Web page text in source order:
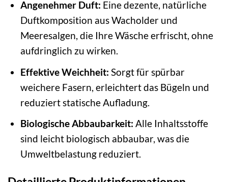
Angenehmer Duft: Eine dezente, natürliche
Duftkomposition aus Wacholder und
Meeresalgen, die Ihre Wäsche erfrischt, ohne
aufdringlich zu wirken.
Effektive Weichheit: Sorgt für spürbar
weichere Fasern, erleichtert das Bügeln und
reduziert statische Aufladung.
Biologische Abbaubarkeit: Alle Inhaltsstoffe
sind leicht biologisch abbaubar, was die
Umweltbelastung reduziert.